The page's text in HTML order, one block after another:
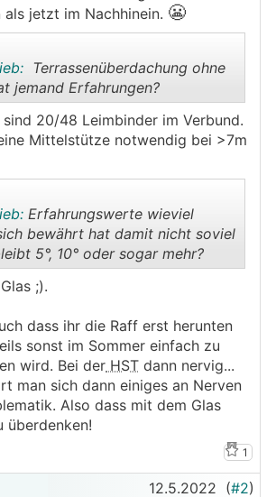
jetzt im Nachhinein. 😬
..
Terrassenüberdachung ohne
jemand Erfahrungen?
20/48 Leimbinder im Verbund.
Mittelstütze notwendig bei >7m
Erfahrungswerte wieviel
bewährt hat damit nicht soviel
5°, 10° oder sogar mehr?
;).
dass ihr die Raff erst herunten
sonst im Sommer einfach zu
wird. Bei der HST dann nervig...
man sich dann einiges an Nerven
Also dass mit dem Glas
überdenken!
1
12.5.2022 (#2)